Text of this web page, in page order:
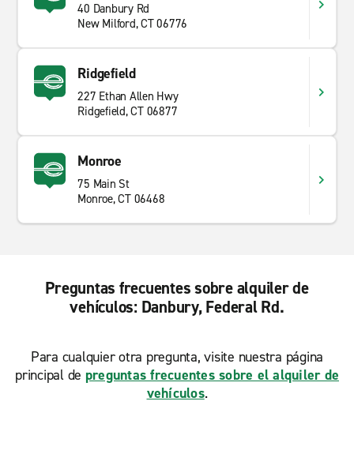
40 Danbury Rd
New Milford, CT 06776
Ridgefield
227 Ethan Allen Hwy
Ridgefield, CT 06877
Monroe
75 Main St
Monroe, CT 06468
Preguntas frecuentes sobre alquiler de
vehículos: Danbury, Federal Rd.
Para cualquier otra pregunta, visite nuestra página
principal de preguntas frecuentes sobre el alquiler de
vehículos.